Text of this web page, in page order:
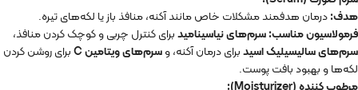
هدف:درمان هدفمند مشکلات خاص مانند آکنه، منافذ باز یا لکه‌های تیره.
فرمولاسیون مناسب:سرم‌های نیاسینامیدبرای کنترل چربی و کوچک کردن منافذ،
سرم‌های سالیسیلیک اسیدبرای درمان آکنه، وسرم‌های ویتامین C
برای روشن کردن
لکه‌ها و بهبود بافت پوست.
مرطوب کننده (Moisturizer):